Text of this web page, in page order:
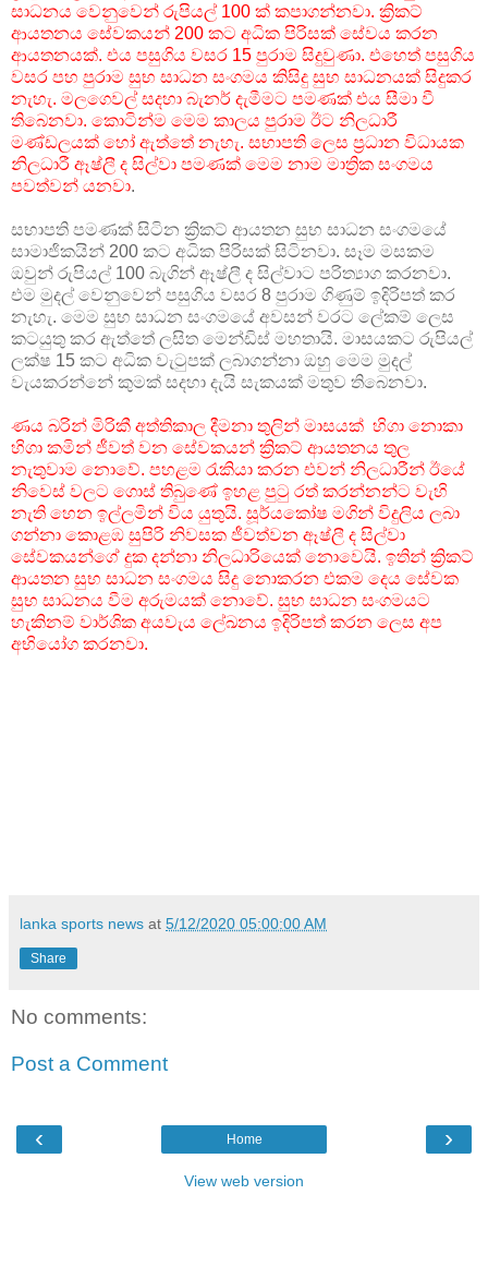
සාධනය වෙනුවෙන් රුපියල් 100 ක් කපාගන්නවා. ක්‍රිකට්
ආයතනය සේවකයන් 200 කට අධික පිරිසක් සේවය කරන
ආයතනයක්. එය පසුගිය වසර 15 පුරාම සිදුවුණා. එහෙත් පසුගිය
වසර පහ පුරාම සුභ සාධන සංගමය කිසිදු සුභ සාධනයක් සිදුකර
නැහැ. මලගෙවල් සදහා බැනර් දැමීමට පමණක් එය සීමා වී
තිබෙනවා. කොටින්ම මෙම කාලය පුරාම ඊට නිලධාරී
මණ්ඩලයක් හෝ ඇත්තේ නැහැ. සභාපති ලෙස ප්‍රධාන විධායක
නිලධාරී ඈෂ්ලී ද සිල්වා පමණක් මෙම නාම මාත්‍රික සංගමය
පවත්වන් යනවා.
සභාපති පමණක් සිටින ක්‍රිකට් ආයතන සුභ සාධන සංගමයේ
සාමාජිකයින් 200 කට අධික පිරිසක් සිටිනවා. සෑම මසකම
ඔවුන් රුපියල් 100 බැගින් ඈෂ්ලී ද සිල්වාට පරිත්‍යාග කරනවා.
එම මුදල් වෙනුවෙන් පසුගිය වසර 8 පුරාම ගිණුම් ඉදිරිපත් කර
නැහැ. මෙම සුභ සාධන සංගමයේ අවසන් වරට ලේකම් ලෙස
කටයුතු කර ඇත්තේ ලසිත මෙන්ඩිස් මහතායි. මාසයකට රුපියල්
ලක්ෂ 15 කට අධික වැටුපක් ලබාගන්නා ඔහු මෙම මුදල්
වැයකරන්නේ කුමක් සදහා දැයි සැකයක් මතුව තිබෙනවා.
ණය බරින් මිරිකී අත්තිකාල දීමනා තුලින් මාසයක් හිගා නොකා
හිගා කමින් ජීවත් වන සේවකයන් ක්‍රිකට් ආයතනය තුල
නැතුවාම නොවේ. පහළම රැකියා කරන එවන් නිලධාරීන් ඊයේ
නිවෙස් වලට ගොස් තිබුණේ ඉහළ පුටු රත් කරන්නන්ට වැහි
නැති හෙන ඉල්ලමින් විය යුතුයි. සූර්යකෝෂ මගින් විදුලිය ලබා
ගන්නා කොළඹ සුපිරි නිවසක ජීවත්වන ඈෂ්ලී ද සිල්වා
සේවකයන්ගේ දුක දන්නා නිලධාරියෙක් නොවෙයි. ඉතින් ක්‍රිකට්
ආයතන සුභ සාධන සංගමය සිදු නොකරන එකම දෙය සේවක
සුභ සාධනය වීම අරුමයක් නොවේ. සුභ සාධන සංගමයට
හැකිනම් වාර්ශික අයවැය ලේඛනය ඉදිරිපත් කරන ලෙස අප
අභියෝග කරනවා.
lanka sports news at 5/12/2020 05:00:00 AM
Share
No comments:
Post a Comment
‹ ›
Home
View web version